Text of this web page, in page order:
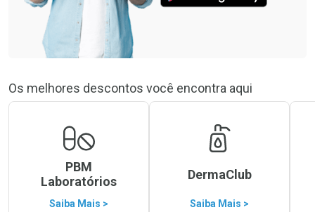
Os melhores descontos você encontra aqui
PBM
Laboratórios
Saiba Mais >
DermaClub
Saiba Mais >